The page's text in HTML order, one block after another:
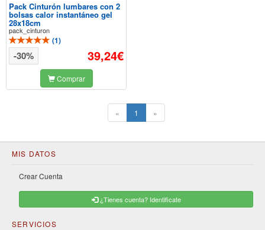
Pack Cinturón lumbares con 2
bolsas calor instantáneo gel
28x18cm
pack_cinturon
(1)
39,24€
-30%
Comprar
« 1 (current)
»
MIS DATOS
Crear Cuenta
¿Tienes cuenta? Identificate
SERVICIOS